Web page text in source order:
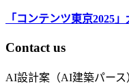
「コンテンツ東京2025」
Contact us
AI設計案（AI建築パー